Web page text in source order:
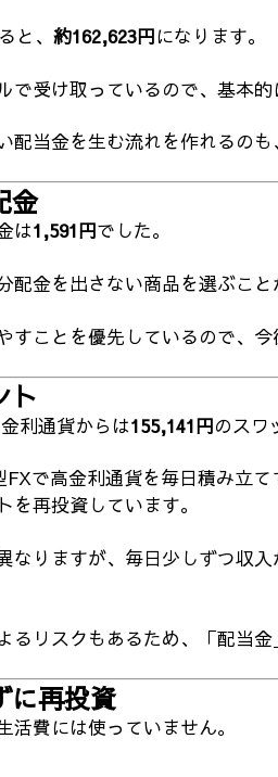
と、 約162,623円になります。
で受け取っているので、基本的
配当金を生む流れを作れるのも
金
は1,591円でした。
配金を出さない商品を選ぶこ
すことを優先しているので、今
ト
利通貨からは155,141円のスワ
FXで高金利通貨を毎日積み立
を再投資しています。
なりますが、毎日少しずつ収
るリスクもあるため、「配当
に再投資
活費には使っていません。